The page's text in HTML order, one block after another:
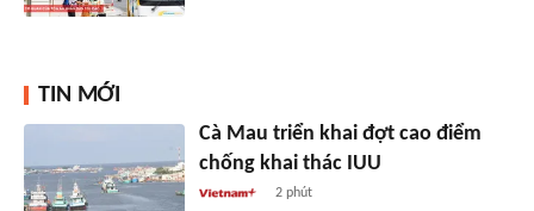
TIN MỚI
Cà Mau triển khai đợt cao điểm
chống khai thác IUU
2 phút